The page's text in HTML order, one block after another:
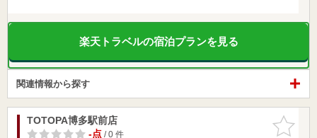
楽天トラベルの宿泊プランを見る
関連情報から探す
お気に入
りに追加
TOTOPA博多駅前店
-点/ 0 件